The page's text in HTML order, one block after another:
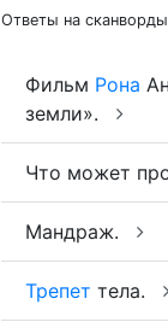
Ответы на
Фильм Рона
земли».
Что может
Мандраж.
Трепет тела.